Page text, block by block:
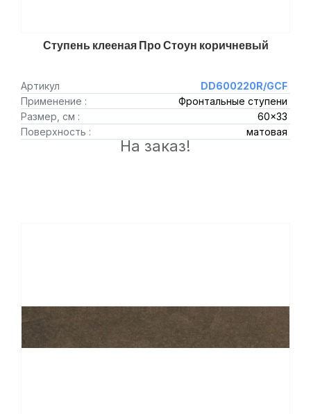
Ступень клееная Про Стоун коричневый
Артикул
DD600220R/GCF
Применение :
Фронтальные ступени
Размер, см :
60x33
Поверхность :
матовая
На заказ!